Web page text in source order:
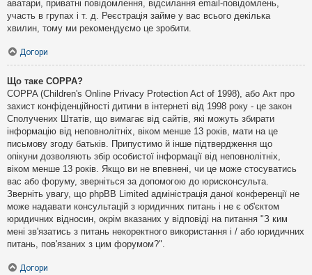
аватари, приватні повідомлення, відсилання email-повідомлень,
участь в групах і т. д. Реєстрація займе у вас всього декілька
хвилин, тому ми рекомендуємо це зробити.
Догори
Що таке COPPA?
COPPA (Children's Online Privacy Protection Act of 1998), або Акт про
захист конфіденційності дитини в інтернеті від 1998 року - це закон
Сполучених Штатів, що вимагає від сайтів, які можуть збирати
інформацію від неповнолітніх, віком менше 13 років, мати на це
письмову згоду батьків. Припустимо й інше підтвердження що
опікуни дозволяють збір особистої інформації від неповнолітніх,
віком менше 13 років. Якщо ви не впевнені, чи це може стосуватись
вас або форуму, зверніться за допомогою до юрисконсульта.
Зверніть увагу, що phpBB Limited адміністрація даної конференції не
може надавати консультацій з юридичних питань і не є об'єктом
юридичних відносин, окрім вказаних у відповіді на питання "З ким
мені зв'язатись з питань некоректного використання і / або юридичних
питань, пов'язаних з цим форумом?".
Догори